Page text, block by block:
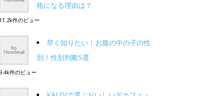
格になる理由は？
11.2k件のビュー
早く知りたい！お腹の中の子の性
別！性別判断5選
9.4k件のビュー